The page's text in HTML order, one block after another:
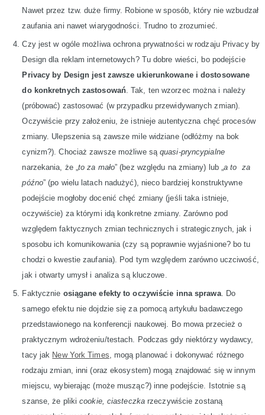
Nawet przez tzw. duże firmy. Robione w sposób, który nie wzbudzał
zaufania ani nawet wiarygodności. Trudno to zrozumieć.
Czy jest w ogóle możliwa ochrona prywatności w rodzaju Privacy by
Design dla reklam internetowych? Tu dobre wieści, bo podejście
Privacy by Design jest zawsze ukierunkowane i dostosowane
do konkretnych zastosowań. Tak, ten wzorzec można i należy
(próbować) zastosować (w przypadku przewidywanych zmian).
Oczywiście przy założeniu, że istnieje autentyczna chęć procesów
zmiany. Ulepszenia są zawsze mile widziane (odłóżmy na bok
cynizm?). Chociaż zawsze możliwe sąquasi-pryncypialne
narzekania, że „to za mało” (bez względu na zmiany) lub „a to za
późno” (po wielu latach nadużyć), nieco bardziej konstruktywne
podejście mogłoby docenić chęć zmiany (jeśli taka istnieje,
oczywiście) za którymi idą konkretne zmiany. Zarówno pod
względem faktycznych zmian technicznych i strategicznych, jak i
sposobu ich komunikowania (czy są poprawnie wyjaśnione? bo tu
chodzi o kwestie zaufania). Pod tym względem zarówno uczciwość,
jak i otwarty umysł i analiza są kluczowe.
Faktycznie osiągane efekty to oczywiście inna sprawa. Do
samego efektu nie dojdzie się za pomocą artykułu badawczego
przedstawionego na konferencji naukowej. Bo mowa przecież o
praktycznym wdrożeniu/testach. Podczas gdy niektórzy wydawcy,
tacy jak New York Times, mogą planować i dokonywać różnego
rodzaju zmian, inni (oraz ekosystem) mogą znajdować się w innym
miejscu, wybierając (może musząc?) inne podejście. Istotnie są
szanse, że plikicookie, ciasteczkarzeczywiście zostaną